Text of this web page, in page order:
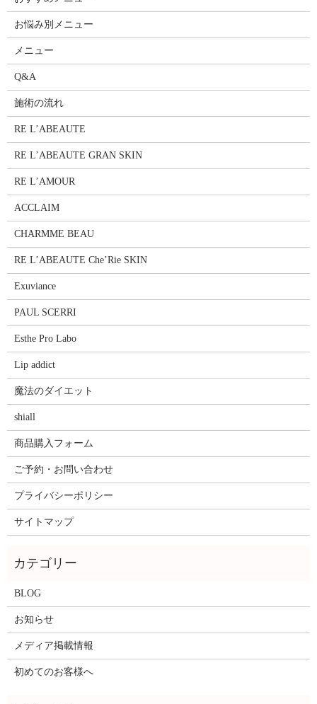
お悩み別メニュー
メニュー
Q&A
施術の流れ
RE L’ABEAUTE
RE L’ABEAUTE GRAN SKIN
RE L’AMOUR
ACCLAIM
CHARMME BEAU
RE L’ABEAUTE Che’Rie SKIN
Exuviance
PAUL SCERRI
Esthe Pro Labo
Lip addict
魔法のダイエット
shiall
商品購入フォーム
ご予約・お問い合わせ
プライバシーポリシー
サイトマップ
BLOG
お知らせ
メディア掲載情報
初めてのお客様へ